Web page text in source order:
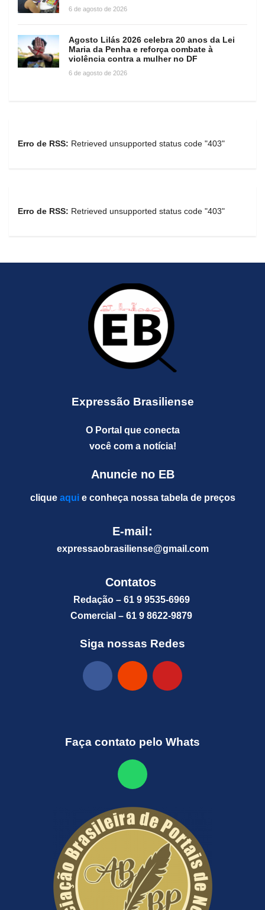
6 de agosto de 2026
Agosto Lilás 2026 celebra 20 anos da Lei
Maria da Penha e reforça combate à
violência contra a mulher no DF
6 de agosto de 2026
Erro de RSS: Retrieved unsupported status code "403"
Erro de RSS: Retrieved unsupported status code "403"
Expressão Brasiliense
O Portal que conecta
você com a notícia!
Anuncie no EB
clique aquie conheça nossa tabela de preços
E-mail:
expressaobrasiliense@gmail.com
Contatos
Redação – 61 9 9535-6969
Comercial – 61 9 8622-9879
Siga nossas Redes
Faça contato pelo Whats